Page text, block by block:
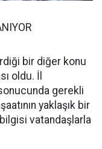
bir diğer konu
oldu. İl
gerekli
yaklaşık bir
bilgisi vatandaşlarla